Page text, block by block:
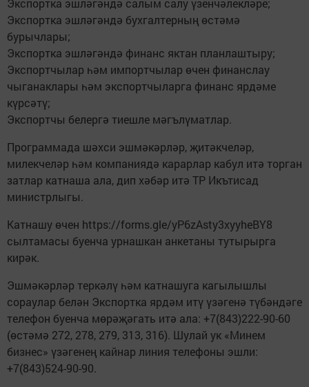
Экспортка эшләгәндә бухгалтерның өстәмә
бурычлары;
Экспортка эшләгәндә финанс яктан планлаштыру;
Экспортчылар һәм импортчылар өчен финанслау
чыганаклары һәм экспортчыларга финанс ярдәме
күрсәтү;
Экспортчы белергә тиешле мәгълүматлар.
Программада шәхси эшмәкәрләр, җитәкчеләр,
милекчеләр һәм компаниядә карарлар кабул итә торган
затлар катнаша ала, дип хәбәр итә ТР Икътисад
министрлыгы.
Катнашу өчен https://forms.gle/yP6zAsty3xyyheBY8
сылтамасы буенча урнашкан анкетаны тутырырга
кирәк.
Эшмәкәрләр теркәлү һәм катнашуга кагылышлы
сораулар белән Экспортка ярдәм итү үзәгенә түбәндәге
телефон буенча мөрәҗәгать итә ала: +7(843)222-90-60
(өстәмә 272, 278, 279, 313, 316). Шулай ук «Минем
бизнес» үзәгенең кайнар линия телефоны эшли:
+7(843)524-90-90.